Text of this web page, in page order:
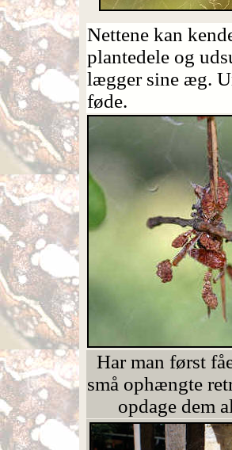
Nettene kan
plantedele og
lægger sine æg.
føde.
Har man først
små ophængte
opdage dem